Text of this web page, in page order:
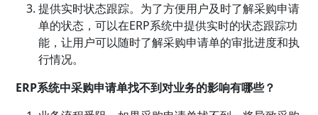
提供实时状态跟踪。为了方便用户及时了解采购申请
单的状态，可以在ERP系统中提供实时的状态跟踪功
能，让用户可以随时了解采购申请单的审批进度和执
行情况。
ERP系统中采购申请单找不到对业务的影响有哪些？